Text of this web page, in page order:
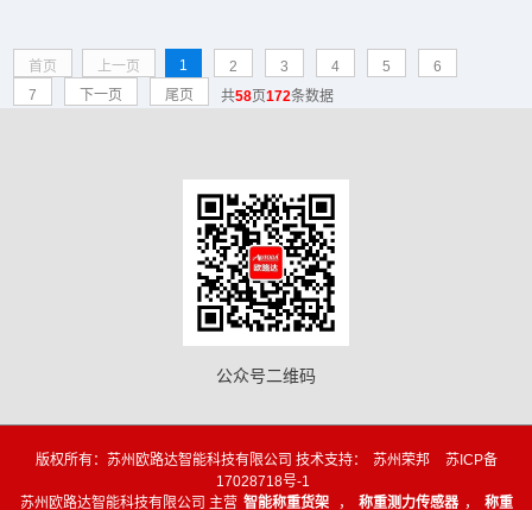
首页 上一页 1 2 3 4 5
6
7
下一页 尾页 共58页172条数据
公众号二维码
版权所有：苏州欧路达智能科技有限公司 技术支持： 苏州荣邦
苏ICP备
17028718号-1
苏州欧路达智能科技有限公司 主营 智能称重货架 ， 称重测力传感器 ， 称重